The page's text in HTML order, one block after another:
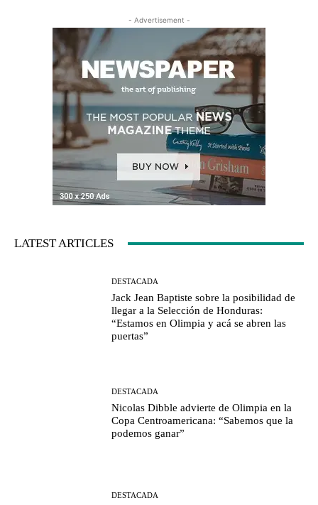
- Advertisement -
LATEST ARTICLES
DESTACADA
Jack Jean Baptiste sobre la posibilidad de
llegar a la Selección de Honduras:
“Estamos en Olimpia y acá se abren las
puertas”
DESTACADA
Nicolas Dibble advierte de Olimpia en la
Copa Centroamericana: “Sabemos que la
podemos ganar”
DESTACADA